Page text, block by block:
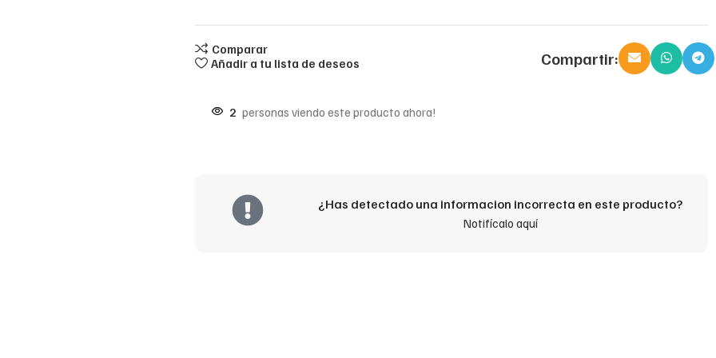
Comparar
Añadir a tu lista de deseos
Compartir:
2 personas viendo este producto ahora!
¿Has detectado una informacion incorrecta en este producto?
Notifícalo aquí